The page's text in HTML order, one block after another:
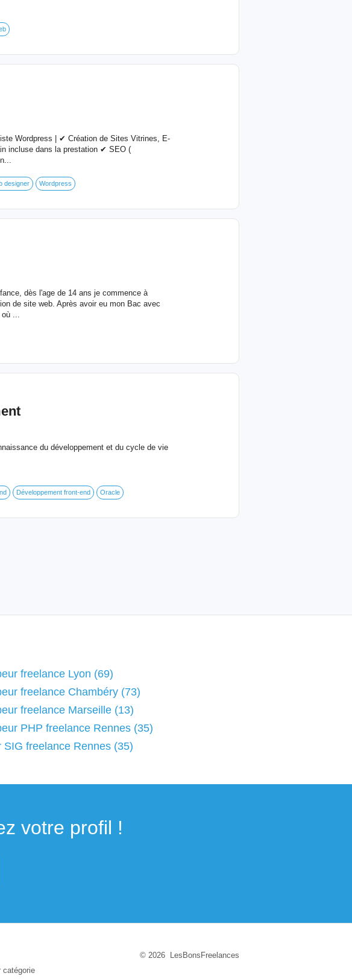
Wordpress | ✔ Création de Sites Vitrines, E-
incluse dans la prestation ✔ SEO (
designer Wordpress
dès l'age de 14 ans je commence à
de site web. Après avoir eu mon Bac avec
où ...
du développement et du cycle de vie
Développement front-end Oracle
freelance Lyon (69)
freelance Chambéry (73)
freelance Marseille (13)
PHP freelance Rennes (35)
SIG freelance Rennes (35)
votre profil !
catégorie
© 2026 LesBonsFreelances